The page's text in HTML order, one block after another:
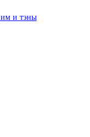
и тэны